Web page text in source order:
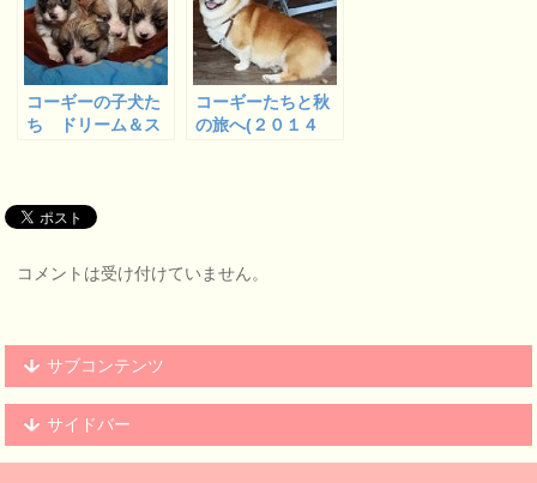
コーギーの子犬た
ち ドリーム＆ス
コーギーたちと秋
の旅へ(２０１４
コメントは受け付けていません。
サブコンテンツ
サイドバー